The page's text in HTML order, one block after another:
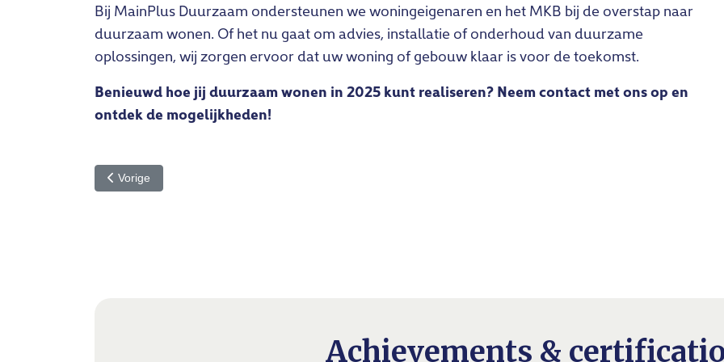
Bij MainPlus Duurzaam ondersteunen we woningeigenaren en het MKB bij de overstap naar
duurzaam wonen. Of het nu gaat om advies, installatie of onderhoud van duurzame
oplossingen, wij zorgen ervoor dat uw woning of gebouw klaar is voor de toekomst.
Benieuwd hoe jij duurzaam wonen in 2025 kunt realiseren? Neem contact met ons op en
ontdek de mogelijkheden!
Vorig artikel: Bliksemstage bij MainPlus
Vorige
Achievements &